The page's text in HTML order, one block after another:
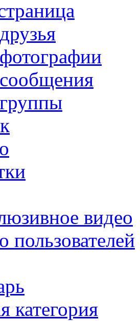
видео
пользователей
категория